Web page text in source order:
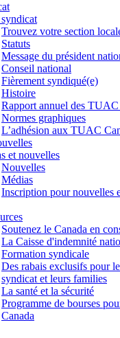
Trouvez votre section
Statuts
Message du président
Conseil national
Fièrement syndiqué(e)
Histoire
Rapport annuel des TUAC
Normes graphiques
L’adhésion aux TUAC
et nouvelles
Nouvelles
Médias
Inscription pour nouvelles
Soutenez le Canada en
La Caisse d'indemnité
Formation syndicale
Des rabais exclusifs pour
syndicat et leurs families
La santé et la sécurité
Programme de bourses
Canada